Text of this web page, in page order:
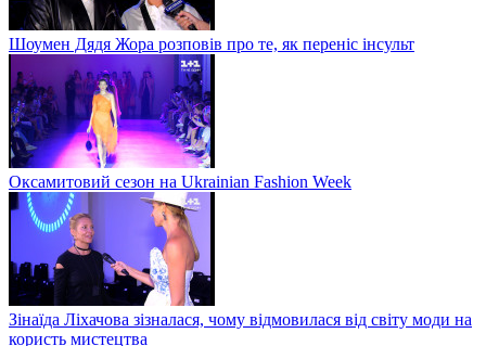
Шоумен Дядя Жора розповів про те, як переніс інсульт
Оксамитовий сезон на Ukrainian Fashion Week
Зінаїда Ліхачова зізналася, чому відмовилася від світу моди на
користь мистецтва